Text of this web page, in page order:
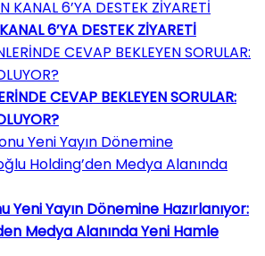
6’YA DESTEK ZİYARETİ
CEVAP BEKLEYEN SORULAR:
Yeni Yayın Dönemine Hazırlanıyor:
Medya Alanında Yeni Hamle